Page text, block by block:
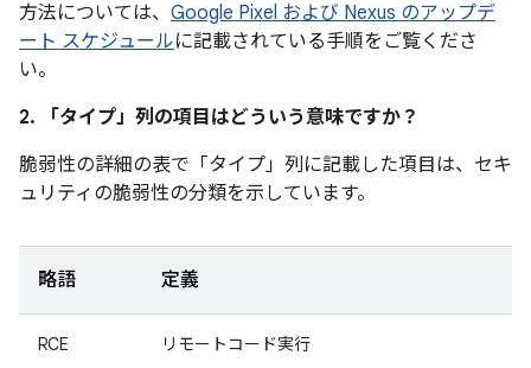
方法については、 Google Pixel および Nexus のアップデ
ート スケジュールに記載されている手順をご覧くださ
い。
2. 「タイプ」 列の項目はどういう意味ですか？
脆弱性の詳細の表で「タイプ」 列に記載した項目は、セキ
ュリティの脆弱性の分類を示しています。
略語 定義
RCE リモートコード実行